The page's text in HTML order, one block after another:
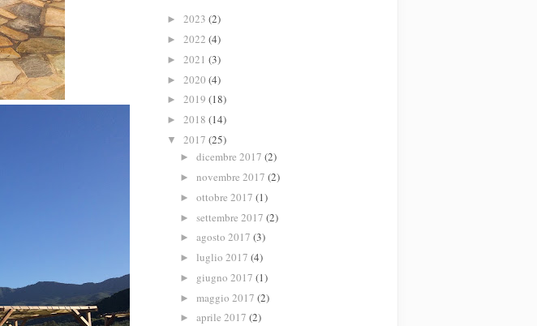
► 2023 (2)
► 2022 (4)
► 2021 (3)
► 2020 (4)
► 2019 (18)
► 2018 (14)
▼ 2017 (25)
► dicembre 2017 (2)
► novembre 2017 (2)
► ottobre 2017 (1)
► settembre 2017 (2)
► agosto 2017 (3)
► luglio 2017 (4)
► giugno 2017 (1)
► maggio 2017 (2)
► aprile 2017 (2)